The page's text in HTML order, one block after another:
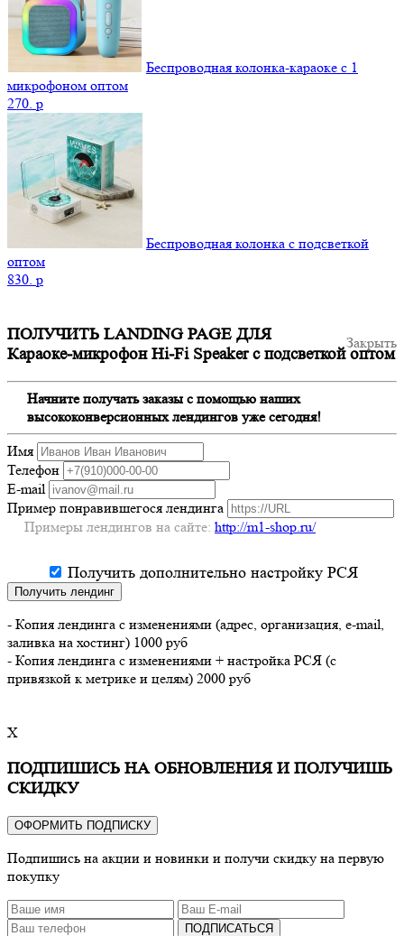
Беспроводная колонка-караоке с 1
микрофоном оптом
270. p
Беспроводная колонка с подсветкой
оптом
830. p
Закрыть
ПОЛУЧИТЬ LANDING PAGE ДЛЯ
Караоке-микрофон Hi-Fi Speaker с подсветкой оптом
Начните получать заказы с помощью наших
высококонверсионных лендингов уже сегодня!
Имя
Телефон
E-mail
Пример понравившегося лендинга
Примеры лендингов на сайте: http://m1-shop.ru/
Получить дополнительно настройку РСЯ
Получить лендинг
- Копия лендинга с изменениями (адрес, организация, e-mail,
заливка на хостинг) 1000 руб
- Копия лендинга с изменениями + настройка РСЯ (с
привязкой к метрике и целям) 2000 руб
X
ПОДПИШИСЬ НА ОБНОВЛЕНИЯ И ПОЛУЧИШЬ
СКИДКУ
ОФОРМИТЬ ПОДПИСКУ
Подпишись на акции и новинки и получи скидку на первую
покупку
ПОДПИСАТЬСЯ